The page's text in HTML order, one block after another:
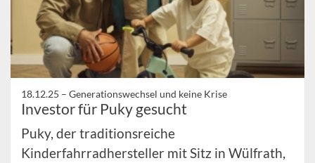
18.12.25 – Generationswechsel und keine Krise
Investor für Puky gesucht
Puky, der traditionsreiche
Kinderfahrradhersteller mit Sitz in Wülfrath,